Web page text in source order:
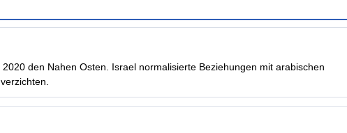
den Nahen Osten. Israel normalisierte Beziehungen mit arabischen